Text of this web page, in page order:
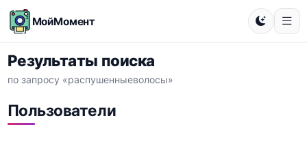
МойМомент
Результаты поиска
по запросу «распушенныеволосы»
Пользователи